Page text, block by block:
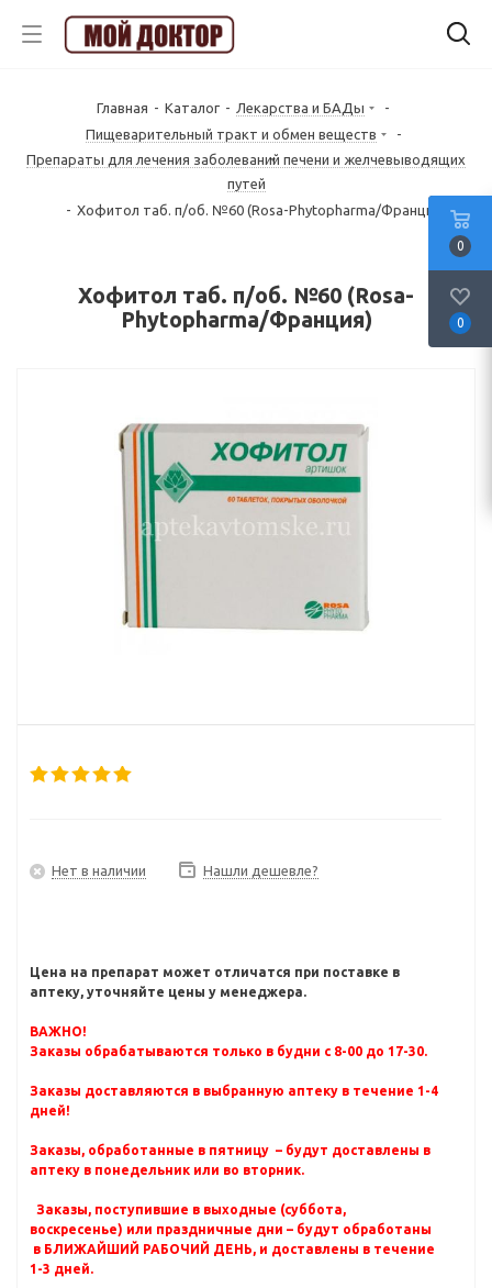
Главная - Каталог - Лекарства и БАДы
-
Пищеварительный тракт и обмен веществ
-
Препараты для лечения заболеваний печени и желчевыводящих
путей
- Хофитол таб. п/об. №60 (Rosa-Phytopharma/Франция)
Хофитол таб. п/об. №60 (Rosa-
Phytopharma/Франция)
Нет в наличии Нашли дешевле?
Цена на препарат может отличатся при поставке в
аптеку, уточняйте цены у менеджера.
ВАЖНО!
Заказы обрабатываются только в будни с 8-00 до 17-30.
Заказы доставляются в выбранную аптеку в течение 1-4
дней!
Заказы, обработанные в пятницу – будут доставлены в
аптеку в понедельник или во вторник.
Заказы, поступившие в выходные (суббота,
воскресенье) или праздничные дни – будут обработаны
в БЛИЖАЙШИЙ РАБОЧИЙ ДЕНЬ, и доставлены в течение
1-3 дней.
0
0